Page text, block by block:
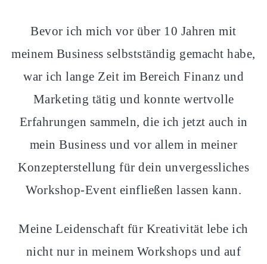
Bevor ich mich vor über 10 Jahren mit
meinem Business selbstständig gemacht habe,
war ich lange Zeit im Bereich Finanz und
Marketing tätig und konnte wertvolle
Erfahrungen sammeln, die ich jetzt auch in
mein Business und vor allem in meiner
Konzepterstellung für dein unvergessliches
Workshop-Event einfließen lassen kann.
Meine Leidenschaft für Kreativität lebe ich
nicht nur in meinem Workshops und auf